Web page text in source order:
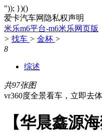
")); })()
爱卡汽车网隐私权声明
米乐m6平台-m6米乐网页版
> 找车 > 金杯 >
8
综述
共97张图
vr360度全景看车，立即去
【华晨鑫源